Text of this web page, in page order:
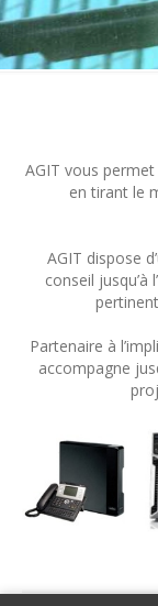
AGIT vous
en tirant le
AGIT dispose
conseil jusqu’à
Partenaire à
accompagne